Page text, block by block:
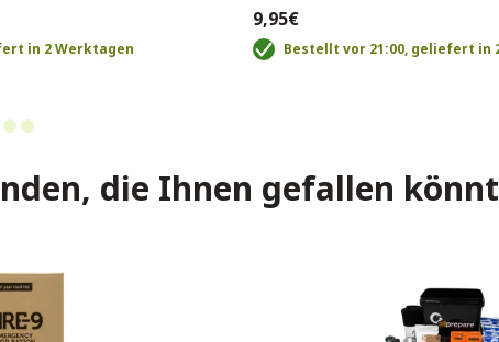
in 2 Werktagen
9,95€
Bestellt vor 21:00, geliefert in
die Ihnen gefallen